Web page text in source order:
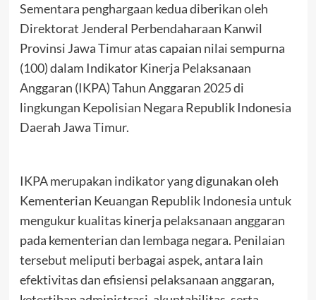
Sementara penghargaan kedua diberikan oleh
Direktorat Jenderal Perbendaharaan Kanwil
Provinsi Jawa Timur atas capaian nilai sempurna
(100) dalam Indikator Kinerja Pelaksanaan
Anggaran (IKPA) Tahun Anggaran 2025 di
lingkungan Kepolisian Negara Republik Indonesia
Daerah Jawa Timur.
IKPA merupakan indikator yang digunakan oleh
Kementerian Keuangan Republik Indonesia untuk
mengukur kualitas kinerja pelaksanaan anggaran
pada kementerian dan lembaga negara. Penilaian
tersebut meliputi berbagai aspek, antara lain
efektivitas dan efisiensi pelaksanaan anggaran,